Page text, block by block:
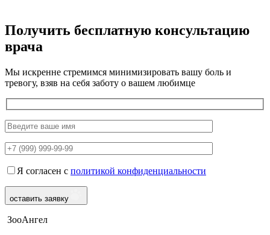
Получить бесплатную консультацию
врача
Мы искренне стремимся минимизировать вашу боль и
тревогу, взяв на себя заботу о вашем любимце
Я согласен с политикой конфиденциальности
оставить заявку
ЗооАнгел